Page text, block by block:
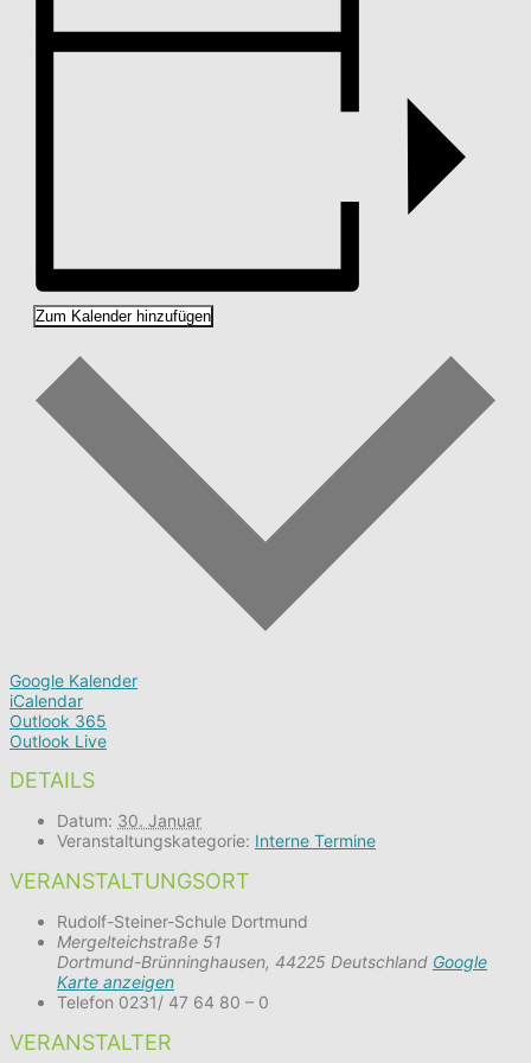
Zum Kalender hinzufügen
Google Kalender
iCalendar
Outlook 365
Outlook Live
DETAILS
Datum: 30. Januar
Veranstaltungskategorie: Interne Termine
VERANSTALTUNGSORT
Rudolf-Steiner-Schule Dortmund
Mergelteichstraße 51
Dortmund-Brünninghausen, 44225 Deutschland Google
Karte anzeigen
Telefon 0231/ 47 64 80 – 0
VERANSTALTER